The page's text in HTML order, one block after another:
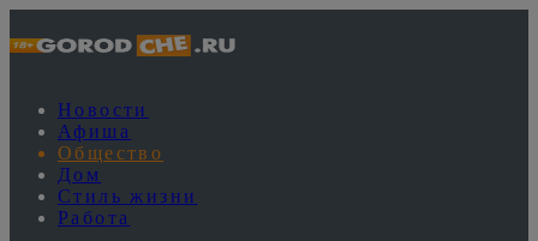
Новости
Афиша
Общество
Дом
Стиль жизни
Работа